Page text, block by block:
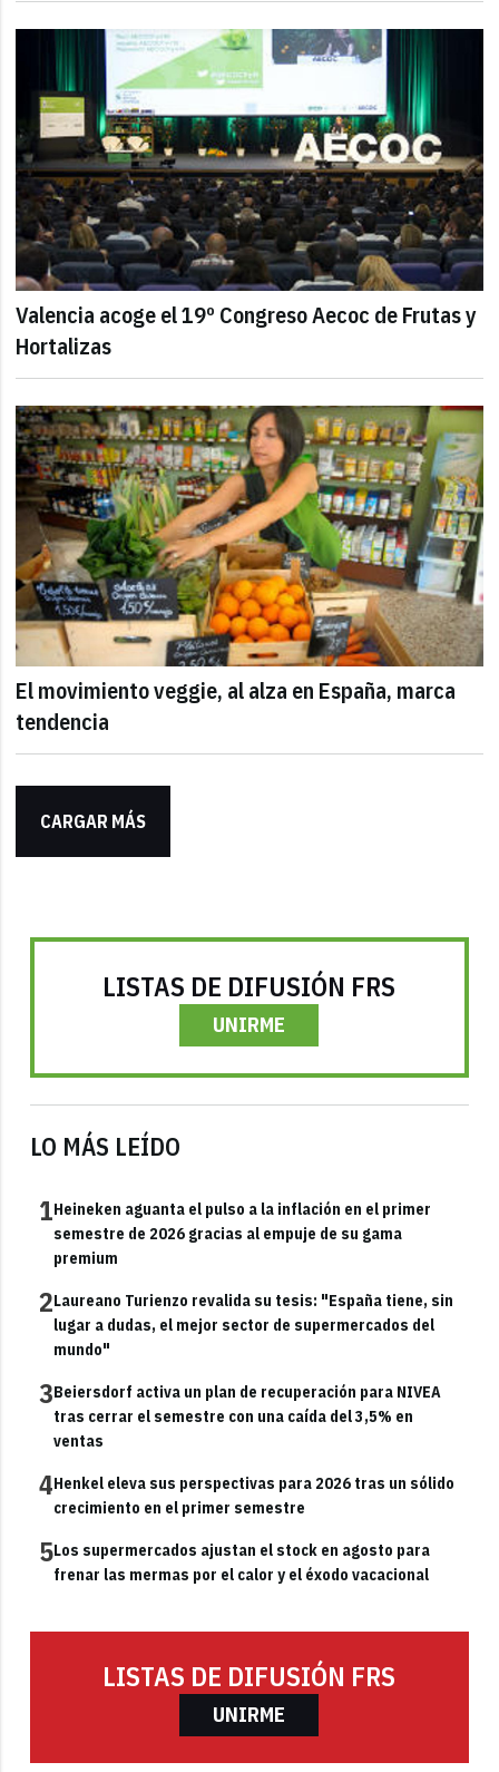
Valencia acoge el 19º Congreso Aecoc de Frutas y
Hortalizas
El movimiento veggie, al alza en España, marca
tendencia
CARGAR MÁS
LISTAS DE DIFUSIÓN FRS
UNIRME
LO MÁS LEÍDO
1Heineken aguanta el pulso a la inflación en el primer
semestre de 2026 gracias al empuje de su gama
premium
2Laureano Turienzo revalida su tesis: "España tiene, sin
lugar a dudas, el mejor sector de supermercados del
mundo"
3Beiersdorf activa un plan de recuperación para NIVEA
tras cerrar el semestre con una caída del 3,5% en
ventas
4Henkel eleva sus perspectivas para 2026 tras un sólido
crecimiento en el primer semestre
5Los supermercados ajustan el stock en agosto para
frenar las mermas por el calor y el éxodo vacacional
LISTAS DE DIFUSIÓN FRS
UNIRME